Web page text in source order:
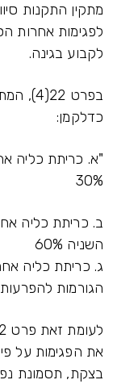
מתקין התקנות
לפגימות אחרות
לקבוע בגינה.
בפרט
כדלקמן:
"א. כריתת כליה
30%
ב. כריתת כליה
השניה 60%
ג. כריתת כליה
הגורמות להפרעות
את הפגימות על
בצקת, תסמונת